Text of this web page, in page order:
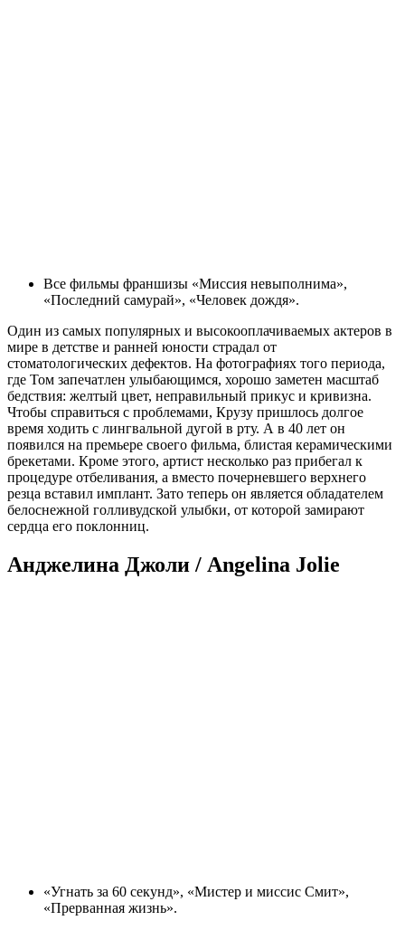
Все фильмы франшизы «Миссия невыполнима»,
«Последний самурай», «Человек дождя».
Один из самых популярных и высокооплачиваемых актеров в
мире в детстве и ранней юности страдал от
стоматологических дефектов. На фотографиях того периода,
где Том запечатлен улыбающимся, хорошо заметен масштаб
бедствия: желтый цвет, неправильный прикус и кривизна.
Чтобы справиться с проблемами, Крузу пришлось долгое
время ходить с лингвальной дугой в рту. А в 40 лет он
появился на премьере своего фильма, блистая керамическими
брекетами. Кроме этого, артист несколько раз прибегал к
процедуре отбеливания, а вместо почерневшего верхнего
резца вставил имплант. Зато теперь он является обладателем
белоснежной голливудской улыбки, от которой замирают
сердца его поклонниц.
Анджелина Джоли / Angelina Jolie
«Угнать за 60 секунд», «Мистер и миссис Смит»,
«Прерванная жизнь».